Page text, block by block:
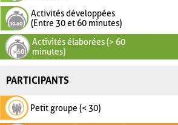
Activités développées
(Entre 30 et 60 minutes)
Activités élaborées (> 60
minutes)
PARTICIPANTS
Petit groupe (< 30)